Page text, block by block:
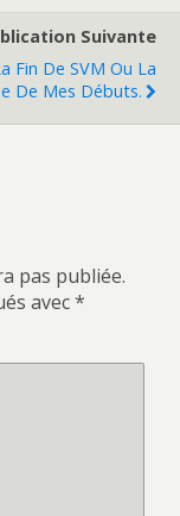
Suivante
Fin De SVM Ou La
De Mes Débuts.
pas publiée.
avec*